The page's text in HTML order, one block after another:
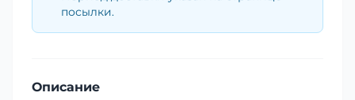
посылки.
Описание